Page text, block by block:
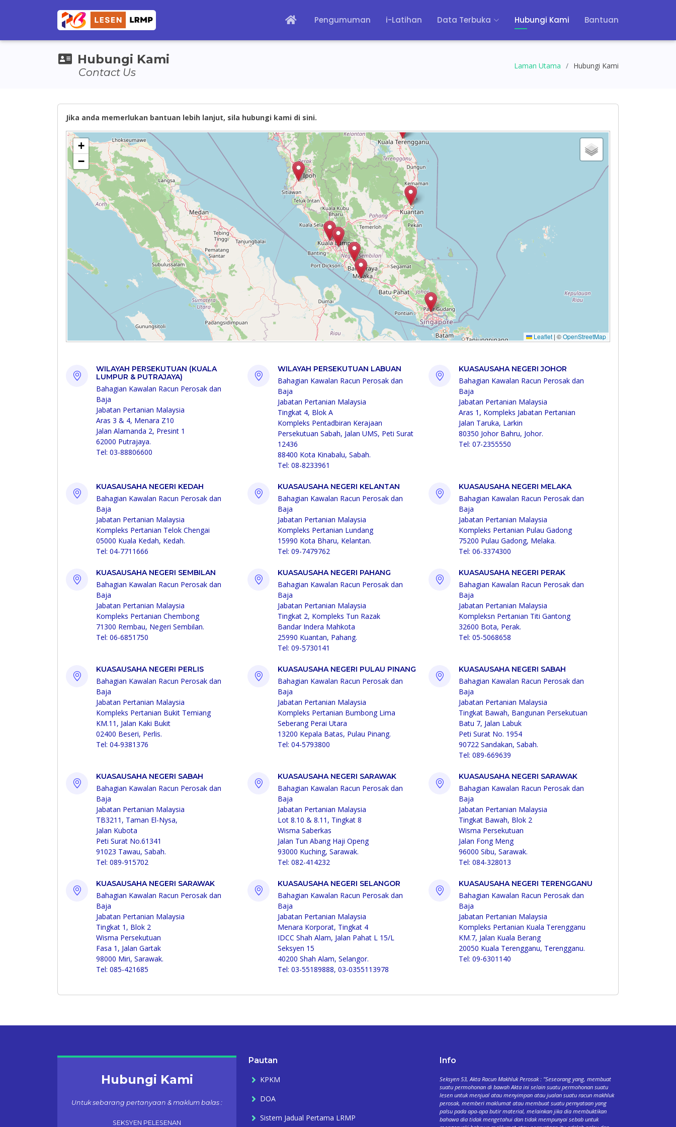
Pengumuman i-Latihan Data Terbuka Hubungi Kami Bantuan
Hubungi Kami
Contact Us
Laman Utama Hubungi Kami
Jika anda memerlukan bantuan lebih lanjut, sila hubungi kami di sini.
WILAYAH PERSEKUTUAN (KUALA
LUMPUR & PUTRAJAYA)
Bahagian Kawalan Racun Perosak dan
Baja
Jabatan Pertanian Malaysia
Aras 3 & 4, Menara Z10
Jalan Alamanda 2, Presint 1
62000 Putrajaya.
Tel: 03-88806600
WILAYAH PERSEKUTUAN LABUAN
Bahagian Kawalan Racun Perosak dan
Baja
Jabatan Pertanian Malaysia
Tingkat 4, Blok A
Kompleks Pentadbiran Kerajaan
Persekutuan Sabah, Jalan UMS, Peti Surat
12436
88400 Kota Kinabalu, Sabah.
Tel: 08-8233961
KUASAUSAHA NEGERI JOHOR
Bahagian Kawalan Racun Perosak dan
Baja
Jabatan Pertanian Malaysia
Aras 1, Kompleks Jabatan Pertanian
Jalan Taruka, Larkin
80350 Johor Bahru, Johor.
Tel: 07-2355550
KUASAUSAHA NEGERI KEDAH
Bahagian Kawalan Racun Perosak dan
Baja
Jabatan Pertanian Malaysia
Kompleks Pertanian Telok Chengai
05000 Kuala Kedah, Kedah.
Tel: 04-7711666
KUASAUSAHA NEGERI KELANTAN
Bahagian Kawalan Racun Perosak dan
Baja
Jabatan Pertanian Malaysia
Kompleks Pertanian Lundang
15990 Kota Bharu, Kelantan.
Tel: 09-7479762
KUASAUSAHA NEGERI MELAKA
Bahagian Kawalan Racun Perosak dan
Baja
Jabatan Pertanian Malaysia
Kompleks Pertanian Pulau Gadong
75200 Pulau Gadong, Melaka.
Tel: 06-3374300
KUASAUSAHA NEGERI SEMBILAN
Bahagian Kawalan Racun Perosak dan
Baja
Jabatan Pertanian Malaysia
Kompleks Pertanian Chembong
71300 Rembau, Negeri Sembilan.
Tel: 06-6851750
KUASAUSAHA NEGERI PAHANG
Bahagian Kawalan Racun Perosak dan
Baja
Jabatan Pertanian Malaysia
Tingkat 2, Kompleks Tun Razak
Bandar Indera Mahkota
25990 Kuantan, Pahang.
Tel: 09-5730141
KUASAUSAHA NEGERI PERAK
Bahagian Kawalan Racun Perosak dan
Baja
Jabatan Pertanian Malaysia
Kompleksn Pertanian Titi Gantong
32600 Bota, Perak.
Tel: 05-5068658
KUASAUSAHA NEGERI PERLIS
Bahagian Kawalan Racun Perosak dan
Baja
Jabatan Pertanian Malaysia
Kompleks Pertanian Bukit Temiang
KM.11, Jalan Kaki Bukit
02400 Beseri, Perlis.
Tel: 04-9381376
KUASAUSAHA NEGERI PULAU PINANG
Bahagian Kawalan Racun Perosak dan
Baja
Jabatan Pertanian Malaysia
Kompleks Pertanian Bumbong Lima
Seberang Perai Utara
13200 Kepala Batas, Pulau Pinang.
Tel: 04-5793800
KUASAUSAHA NEGERI SABAH
Bahagian Kawalan Racun Perosak dan
Baja
Jabatan Pertanian Malaysia
Tingkat Bawah, Bangunan Persekutuan
Batu 7, Jalan Labuk
Peti Surat No. 1954
90722 Sandakan, Sabah.
Tel: 089-669639
KUASAUSAHA NEGERI SABAH
Bahagian Kawalan Racun Perosak dan
Baja
Jabatan Pertanian Malaysia
TB3211, Taman El-Nysa,
Jalan Kubota
Peti Surat No.61341
91023 Tawau, Sabah.
Tel: 089-915702
KUASAUSAHA NEGERI SARAWAK
Bahagian Kawalan Racun Perosak dan
Baja
Jabatan Pertanian Malaysia
Lot 8.10 & 8.11, Tingkat 8
Wisma Saberkas
Jalan Tun Abang Haji Openg
93000 Kuching, Sarawak.
Tel: 082-414232
KUASAUSAHA NEGERI SARAWAK
Bahagian Kawalan Racun Perosak dan
Baja
Jabatan Pertanian Malaysia
Tingkat Bawah, Blok 2
Wisma Persekutuan
Jalan Fong Meng
96000 Sibu, Sarawak.
Tel: 084-328013
KUASAUSAHA NEGERI SARAWAK
Bahagian Kawalan Racun Perosak dan
Baja
Jabatan Pertanian Malaysia
Tingkat 1, Blok 2
Wisma Persekutuan
Fasa 1, Jalan Gartak
98000 Miri, Sarawak.
Tel: 085-421685
KUASAUSAHA NEGERI SELANGOR
Bahagian Kawalan Racun Perosak dan
Baja
Jabatan Pertanian Malaysia
Menara Korporat, Tingkat 4
IDCC Shah Alam, Jalan Pahat L 15/L
Seksyen 15
40200 Shah Alam, Selangor.
Tel: 03-55189888, 03-0355113978
KUASAUSAHA NEGERI TERENGGANU
Bahagian Kawalan Racun Perosak dan
Baja
Jabatan Pertanian Malaysia
Kompleks Pertanian Kuala Terengganu
KM.7, Jalan Kuala Berang
20050 Kuala Terengganu, Terengganu.
Tel: 09-6301140
Hubungi Kami
Untuk sebarang pertanyaan & maklum balas :
SEKSYEN PELESENAN
Pautan
KPKM
DOA
Sistem Jadual Pertama LRMP
Info
Seksyen 53, Akta Racun Makhluk Perosak : "Seseorang yang, membuat
suatu permohonan di bawah Akta ini selain suatu permohonan suatu
lesen untuk menjual atau menyimpan atau jualan suatu racun makhluk
perosak, memberi maklumat atau membuat suatu pernyataan yang
palsu pada apa-apa butir material, melainkan jika dia membuktikan
bahawa dia tidak mengetahui dan tidak mempunyai sebab untuk